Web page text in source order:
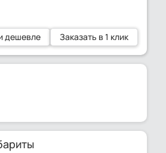
дешевле Заказать в 1 клик